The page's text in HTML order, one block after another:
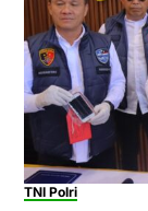
TNI Polri